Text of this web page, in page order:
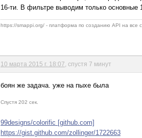
16-ти. В фильтре выводим только основные
https://smappi.org/ - платформа по созданию API на все
10 марта 2015 г. 18:07 , спустя 7 минут
боян же задача. уже на пыхе была
Спустя 202 сек.
99designs/colorific [github.com]
https://gist.github.com/zollinger/1722663